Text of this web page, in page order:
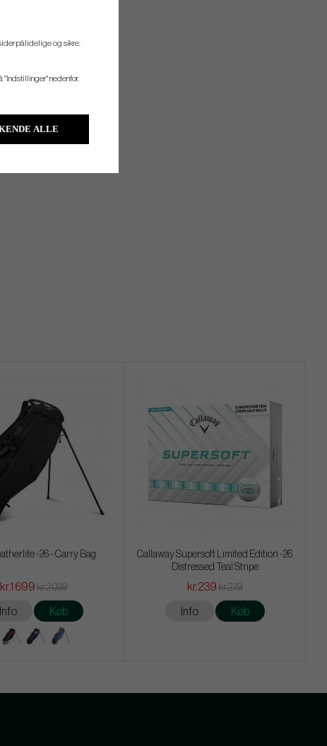
-26 - Carry Bag
kr.1 699 kr.2 039
Info Køb
Callaway Supersoft Limited Edition -26
Distressed Teal Stripe
kr.239 kr.279
Info Køb
pålidelige og sikre.
nedenfor.
ALLE